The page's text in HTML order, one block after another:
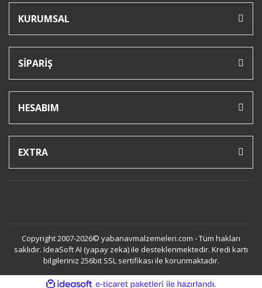
KURUMSAL
SİPARİŞ
HESABIM
EXTRA
Copyright 2007-2026© yabanavmalzemeleri.com - Tüm hakları
saklıdır. IdeaSoft AI (yapay zeka) ile desteklenmektedir. Kredi kartı
bilgileriniz 256bit SSL sertifikası ile korunmaktadır.
ideasoft e-